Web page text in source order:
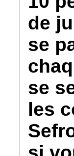
de
se
se
les